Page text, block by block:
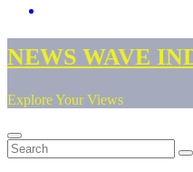
NEWS WAVE
Explore Your Views